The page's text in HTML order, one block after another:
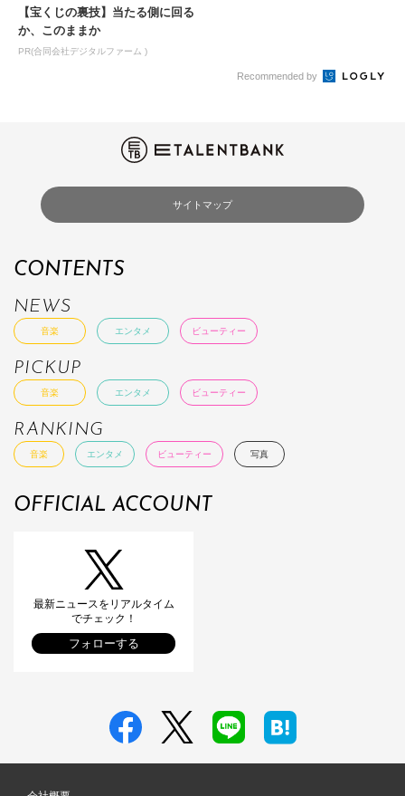
【宝くじの裏技】当たる側に回る
か、このままか
PR(合同会社デジタルファーム )
Recommended by
サイトマップ
CONTENTS
NEWS
音楽 エンタメ ビューティー
PICKUP
音楽 エンタメ ビューティー
RANKING
音楽 エンタメ ビューティー 写真
OFFICIAL ACCOUNT
最新ニュースをリアルタイム
でチェック！
フォローする